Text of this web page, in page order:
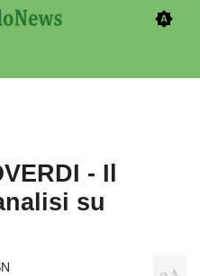
- Il
su